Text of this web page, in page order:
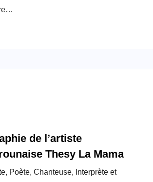
de l’artiste
Thesy La Mama
Poète, Chanteuse, Interprète et